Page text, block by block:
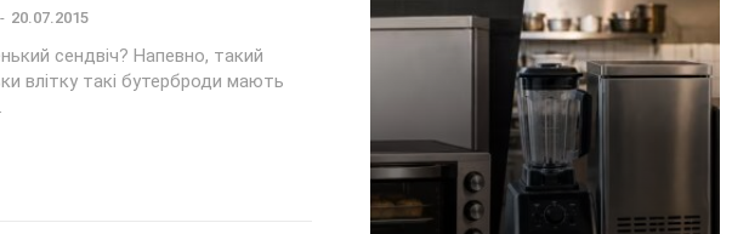
- 20.07.2015
сендвіч? Напевно, такий
влітку такі бутерброди мають